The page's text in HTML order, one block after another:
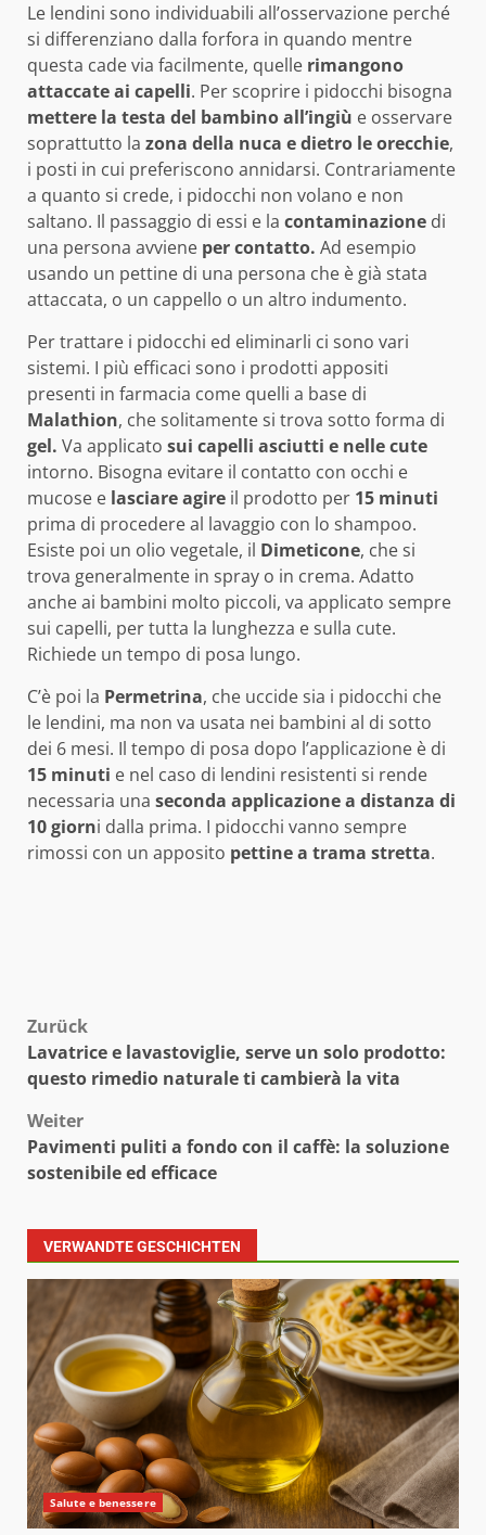
Le lendini sono individuabili all’osservazione perché
si differenziano dalla forfora in quando mentre
questa cade via facilmente, quelle rimangono
attaccate ai capelli. Per scoprire i pidocchi bisogna
mettere la testa del bambino all’ingiù e osservare
soprattutto la zona della nuca e dietro le orecchie,
i posti in cui preferiscono annidarsi. Contrariamente
a quanto si crede, i pidocchi non volano e non
saltano. Il passaggio di essi e la contaminazione di
una persona avviene per contatto. Ad esempio
usando un pettine di una persona che è già stata
attaccata, o un cappello o un altro indumento.
Per trattare i pidocchi ed eliminarli ci sono vari
sistemi. I più efficaci sono i prodotti appositi
presenti in farmacia come quelli a base di
Malathion, che solitamente si trova sotto forma di
gel. Va applicato sui capelli asciutti e nelle cute
intorno. Bisogna evitare il contatto con occhi e
mucose e lasciare agire il prodotto per 15 minuti
prima di procedere al lavaggio con lo shampoo.
Esiste poi un olio vegetale, il Dimeticone, che si
trova generalmente in spray o in crema. Adatto
anche ai bambini molto piccoli, va applicato sempre
sui capelli, per tutta la lunghezza e sulla cute.
Richiede un tempo di posa lungo.
C’è poi la Permetrina, che uccide sia i pidocchi che
le lendini, ma non va usata nei bambini al di sotto
dei 6 mesi. Il tempo di posa dopo l’applicazione è di
15 minuti e nel caso di lendini resistenti si rende
necessaria una seconda applicazione a distanza di
10 giorni dalla prima. I pidocchi vanno sempre
rimossi con un apposito pettine a trama stretta.
Beitragsnavigation
Zurück
Lavatrice e lavastoviglie, serve un solo prodotto:
questo rimedio naturale ti cambierà la vita
Weiter
Pavimenti puliti a fondo con il caffè: la soluzione
sostenibile ed efficace
VERWANDTE GESCHICHTEN
Salute e benessere